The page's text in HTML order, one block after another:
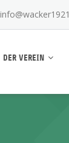
DER VEREIN